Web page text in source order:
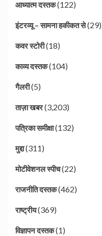
आध्यात्म दस्तक(122)
इंटरव्यू – सामना हकीकत से(29)
कवर स्टोरी(18)
काव्य दस्तक(104)
गैलरी(5)
ताज़ा खबर(3,203)
पत्रिका समीक्षा(132)
मुद्दा(311)
मोटीवेशनल स्पीच(22)
राजनीति दस्तक(462)
राष्ट्रीय(369)
विज्ञापन दस्तक(1)